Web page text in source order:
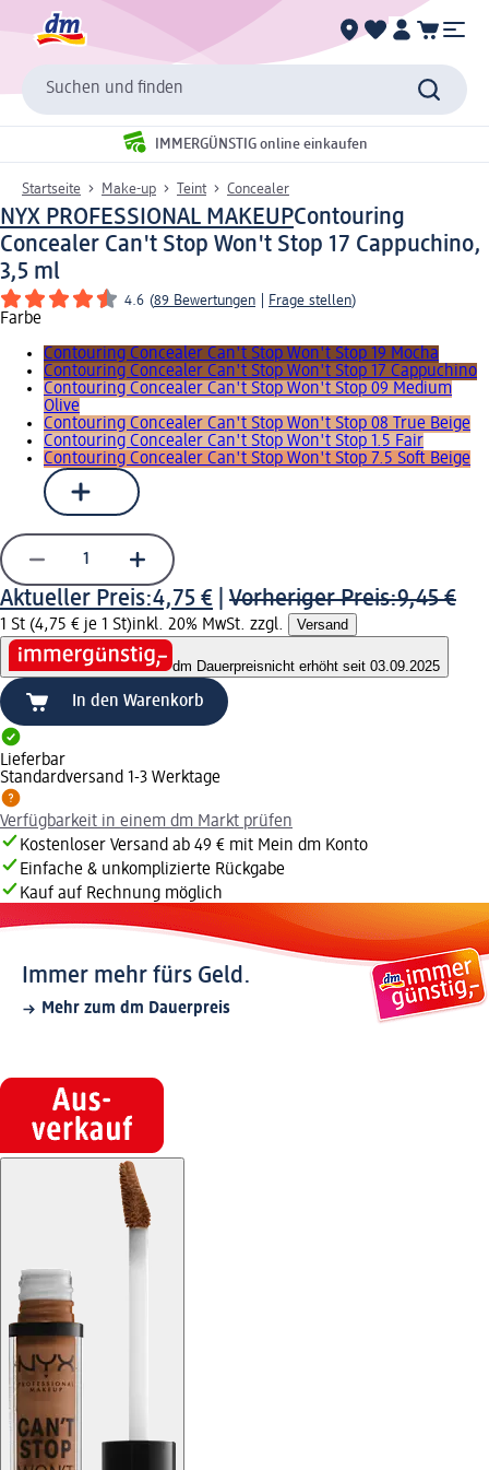
Suchen und finden
IMMERGÜNSTIG online einkaufen
Startseite Make-up Teint Concealer
NYX PROFESSIONAL MAKEUPContouring
Concealer Can't Stop Won't Stop 17 Cappuchino,
3,5 ml
4.6 (89 Bewertungen Frage stellen)
Farbe
Contouring Concealer Can't Stop Won't Stop 19 Mocha
Contouring Concealer Can't Stop Won't Stop 17 Cappuchino
Contouring Concealer Can't Stop Won't Stop 09 Medium
Olive
Contouring Concealer Can't Stop Won't Stop 08 True Beige
Contouring Concealer Can't Stop Won't Stop 1.5 Fair
Contouring Concealer Can't Stop Won't Stop 7.5 Soft Beige
Aktueller Preis:4,75 € Vorheriger Preis:9,45 €
1 St (4,75 € je 1 St)inkl. 20% MwSt. zzgl. Versand
dm Dauerpreisnicht erhöht seit 03.09.2025
In den Warenkorb
Lieferbar
Standardversand 1-3 Werktage
Verfügbarkeit in einem dm Markt prüfen
Kostenloser Versand ab 49 € mit Mein dm Konto
Einfache & unkomplizierte Rückgabe
Kauf auf Rechnung möglich
Immer mehr fürs Geld.
Mehr zum dm Dauerpreis